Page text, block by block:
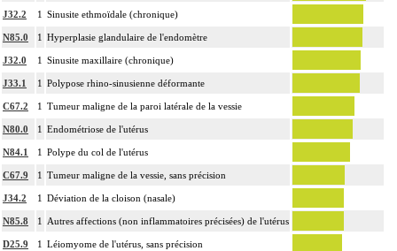
ou sans photographie, l'interprétation, les éventuels réexamens aux divers stades
Avec ou sans : coloration spéciale
coupes sériées
empreinte par apposition cellulaire
écrasis cellulaire
L'examen anatomopathologique, inclut : l'examen macroscopique et
microscopique de pièce d'exérèse
17.2
L'examen anatomopathologique d'un organe inclut : l'examen du feuillet
L'examen anatomopathologique de pièce d'exérèse inclut : l'échantillonnage, la
fixation, l'inclusion, la préparation microscopique avec une coloration standard
J32.2 1 Sinusite ethmoïdale (chronique)
N85.0 1 Hyperplasie glandulaire de l'endomètre
J32.0 1 Sinusite maxillaire (chronique)
J33.1 1 Polypose rhino-sinusienne déformante
C67.2 1 Tumeur maligne de la paroi latérale de la vessie
N80.0 1 Endométriose de l'utérus
N84.1 1 Polype du col de l'utérus
C67.9 1 Tumeur maligne de la vessie, sans précision
J34.2 1 Déviation de la cloison (nasale)
N85.8 1 Autres affections (non inflammatoires précisées) de l'utérus
D25.9 1 Léiomyome de l'utérus, sans précision